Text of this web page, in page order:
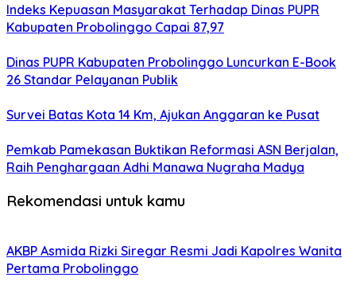
Indeks Kepuasan Masyarakat Terhadap Dinas PUPR
Kabupaten Probolinggo Capai 87,97
Dinas PUPR Kabupaten Probolinggo Luncurkan E-Book
26 Standar Pelayanan Publik
Survei Batas Kota 14 Km, Ajukan Anggaran ke Pusat
Pemkab Pamekasan Buktikan Reformasi ASN Berjalan,
Raih Penghargaan Adhi Manawa Nugraha Madya
Rekomendasi untuk kamu
AKBP Asmida Rizki Siregar Resmi Jadi Kapolres Wanita
Pertama Probolinggo